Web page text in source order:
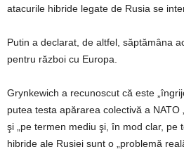
atacurile hibride legate de Rusia se
Putin a declarat, de altfel, săptămâna
pentru război cu Europa.
Grynkewich a recunoscut că este
putea testa apărarea colectivă a NATO
şi „pe termen mediu şi, în mod clar, pe
hibride ale Rusiei sunt o „problemă